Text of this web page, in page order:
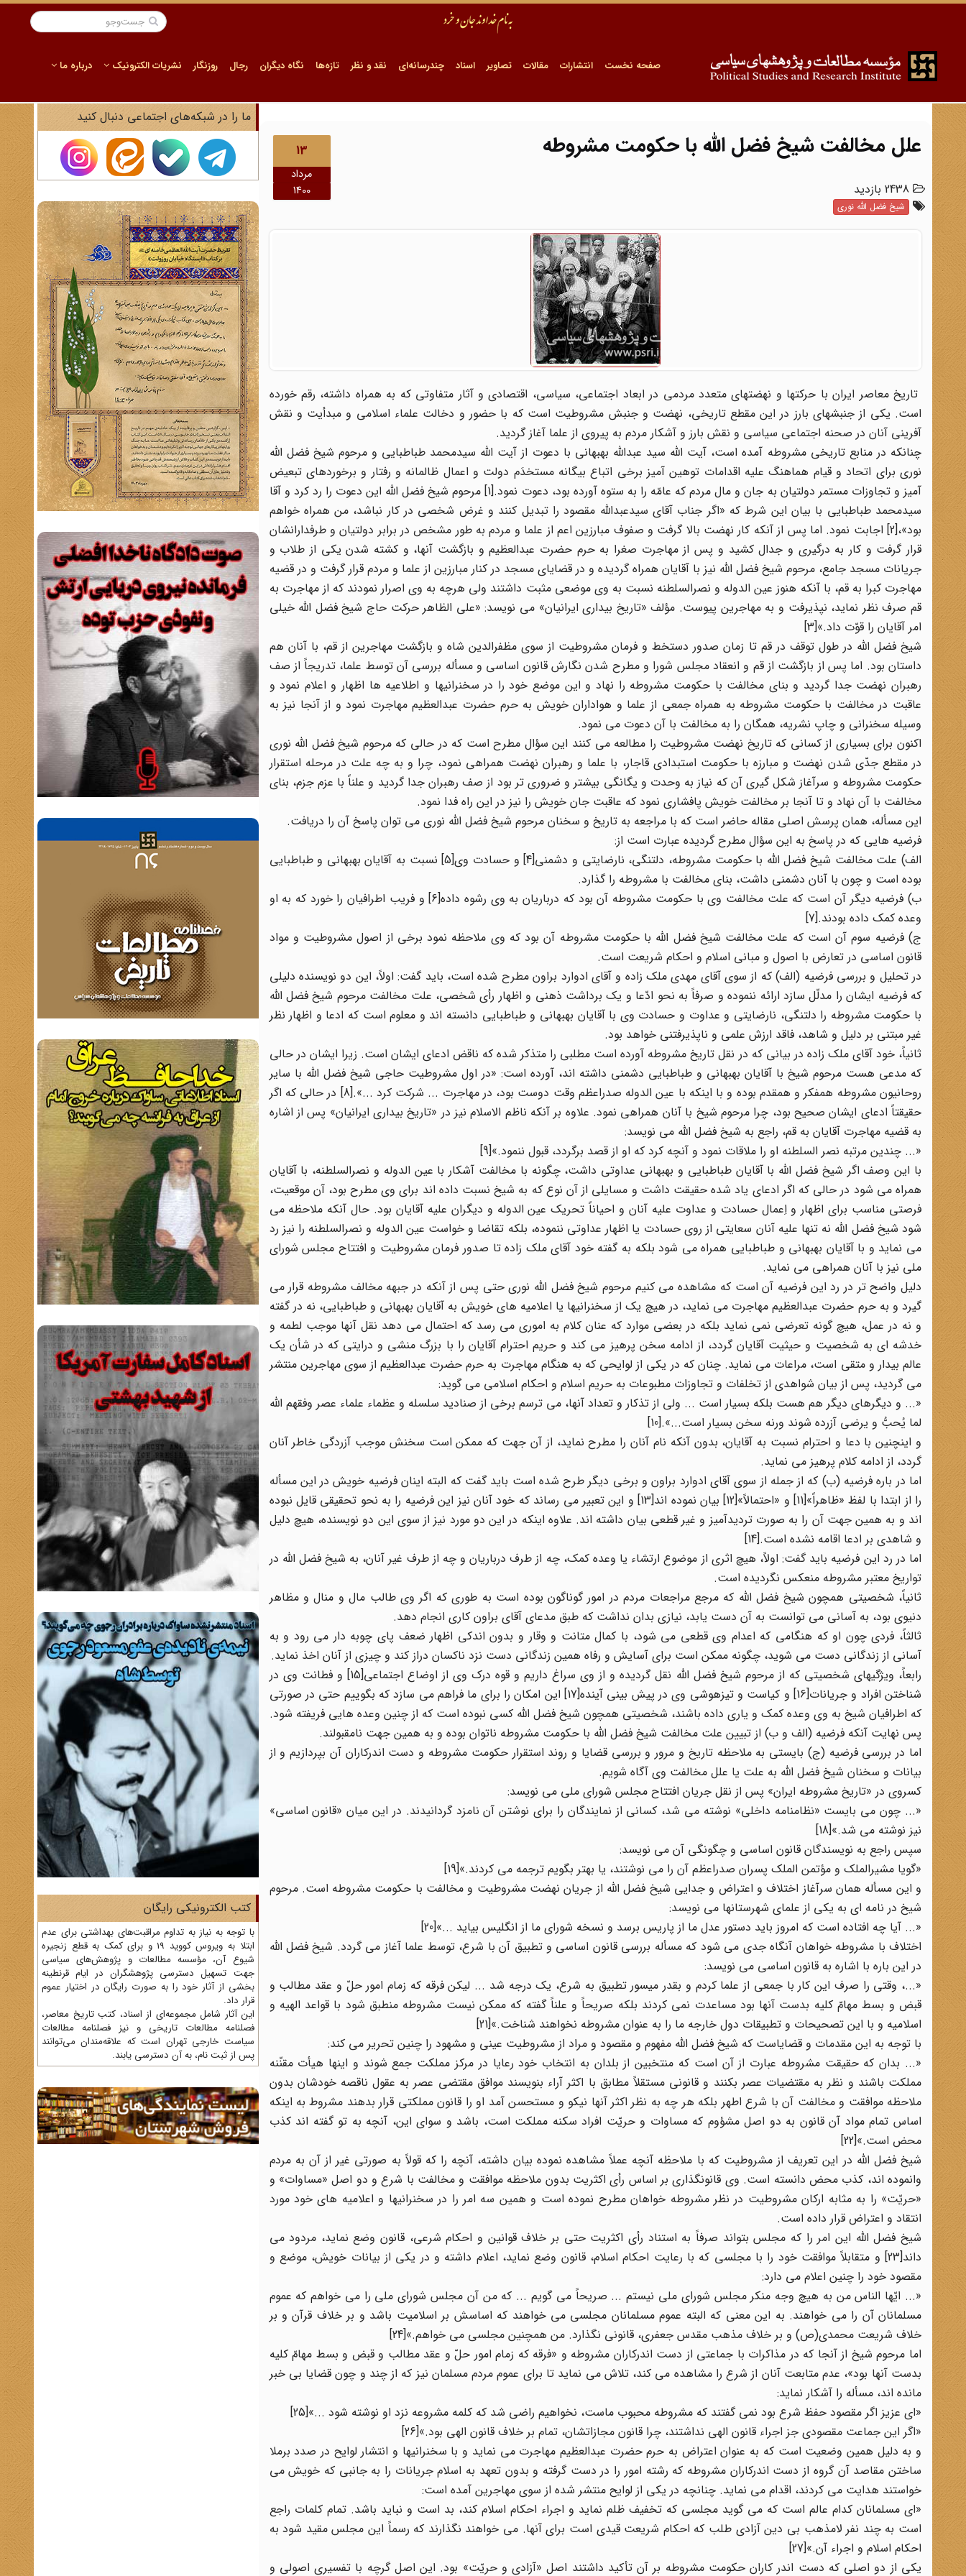
صفحه نخست انتشارات مقالات تصاویر اسناد چندرسانه‌ای نقد و نظر تازه‌ها نگاه دیگران رجال روزنگار نشریات الکترونیک درباره ما
13
مرداد
1400
علل مخالفت شیخ فضل الله با حکومت مشروطه
شیخ فضل الله نوری
تاریخ معاصر ایران با حرکتها و نهضتهای متعدد مردمی در ابعاد اجتماعی، سیاسی، اقتصادی و آثار متفاوتی که به همراه داشته، رقم خورده
است. یکی از جنبشهای بارز در این مقطع تاریخی، نهضت و جنبش مشروطیت است که با حضور و دخالت علماء اسلامی و مبدأیت و نقش
آفرینی آنان در صحنه اجتماعی سیاسی و نقش بارز و آشکار مردم به پیروی از علما آغاز گردید.
چنانکه در منابع تاریخی مشروطه آمده است، آیت الله سید عبدالله بهبهانی با دعوت از آیت الله سیدمحمد طباطبایی و مرحوم شیخ فضل الله
نوری برای اتحاد و قیام هماهنگ علیه اقدامات توهین آمیز برخی اتباع بیگانه مستخدَم دولت و اعمال ظالمانه و رفتار و برخوردهای تبعیض
آمیز و تجاوزات مستمر دولتیان به جان و مال مردم که عامّه را به ستوه آورده بود، دعوت نمود.[1] مرحوم شیخ فضل الله این دعوت را رد کرد و آقا
سیدمحمد طباطبایی با بیان این شرط که «اگر جناب آقای سیدعبدالله مقصود را تبدیل کنند و غرض شخصی در کار نباشد، من همراه خواهم
بود»،[2] اجابت نمود. اما پس از آنکه کار نهضت بالا گرفت و صفوف مبارزین اعم از علما و مردم به طور مشخص در برابر دولتیان و طرفدارانشان
قرار گرفت و کار به درگیری و جدال کشید و پس از مهاجرت صغرا به حرم حضرت عبدالعظیم و بازگشت آنها، و کشته شدن یکی از طلاب و
جریانات مسجد جامع، مرحوم شیخ فضل الله نیز با آقایان همراه گردیده و در قضایای مسجد در کنار مبارزین از علما و مردم قرار گرفت و در قضیه
مهاجرت کبرا به قم، با آنکه هنوز عین الدوله و نصرالسلطنه نسبت به وی موضعی مثبت داشتند ولی هرچه به وی اصرار نمودند که از مهاجرت به
قم صرف نظر نماید، نپذیرفت و به مهاجرین پیوست. مؤلف «تاریخ بیداری ایرانیان» می نویسد: «علی الظاهر حرکت حاج شیخ فضل الله خیلی
امر آقایان را قوّت داد.»[3]
شیخ فضل الله در طول توقف در قم تا زمان صدور دستخط و فرمان مشروطیت از سوی مظفرالدین شاه و بازگشت مهاجرین از قم، با آنان هم
داستان بود. اما پس از بازگشت از قم و انعقاد مجلس شورا و مطرح شدن نگارش قانون اساسی و مسأله بررسی آن توسط علما، تدریجاً از صف
رهبران نهضت جدا گردید و بنای مخالفت با حکومت مشروطه را نهاد و این موضع خود را در سخنرانیها و اطلاعیه ها اظهار و اعلام نمود و
عاقبت در مخالفت با حکومت مشروطه به همراه جمعی از علما و هواداران خویش به حرم حضرت عبدالعظیم مهاجرت نمود و از آنجا نیز به
وسیله سخنرانی و چاپ نشریه، همگان را به مخالفت با آن دعوت می نمود.
اکنون برای بسیاری از کسانی که تاریخ نهضت مشروطیت را مطالعه می کنند این سؤال مطرح است که در حالی که مرحوم شیخ فضل الله نوری
در مقطع جدّی شدن نهضت و مبارزه با حکومت استبدادی قاجار، با علما و رهبران نهضت همراهی نمود، چرا و به چه علت در مرحله استقرار
حکومت مشروطه و سرآغاز شکل گیری آن که نیاز به وحدت و یگانگی بیشتر و ضروری تر بود از صف رهبران جدا گردید و علناً با عزم جزم، بنای
مخالفت با آن نهاد و تا آنجا بر مخالفت خویش پافشاری نمود که عاقبت جان خویش را نیز در این راه فدا نمود.
این مسأله، همان پرسش اصلی مقاله حاضر است که با مراجعه به تاریخ و سخنان مرحوم شیخ فضل الله نوری می توان پاسخ آن را دریافت.
فرضیه هایی که در پاسخ به این سؤال مطرح گردیده عبارت است از:
الف) علت مخالفت شیخ فضل الله با حکومت مشروطه، دلتنگی، نارضایتی و دشمنی[4] و حسادت وی[5] نسبت به آقایان بهبهانی و طباطبایی
بوده است و چون با آنان دشمنی داشت، بنای مخالفت با مشروطه را گذارد.
ب) فرضیه دیگر آن است که علت مخالفت وی با حکومت مشروطه آن بود که درباریان به وی رشوه داده[6] و فریب اطرافیان را خورد که به او
وعده کمک داده بودند.[7]
ج) فرضیه سوم آن است که علت مخالفت شیخ فضل الله با حکومت مشروطه آن بود که وی ملاحظه نمود برخی از اصول مشروطیت و مواد
قانون اساسی در تعارض با اصول و مبانی اسلام و احکام شریعت است.
در تحلیل و بررسی فرضیه (الف) که از سوی آقای مهدی ملک زاده و آقای ادوارد براون مطرح شده است، باید گفت: اولاً، این دو نویسنده دلیلی
که فرضیه ایشان را مدلّل سازد ارائه ننموده و صرفاً به نحو ادّعا و یک برداشت ذهنی و اظهار رأی شخصی، علت مخالفت مرحوم شیخ فضل الله
با حکومت مشروطه را دلتنگی، نارضایتی و عداوت و حسادت وی با آقایان بهبهانی و طباطبایی دانسته اند و معلوم است که ادعا و اظهار نظر
غیر مبتنی بر دلیل و شاهد، فاقد ارزش علمی و ناپذیرفتنی خواهد بود.
ثانیاً، خود آقای ملک زاده در بیانی که در نقل تاریخ مشروطه آورده است مطلبی را متذکر شده که ناقض ادعای ایشان است. زیرا ایشان در حالی
که مدعی هست مرحوم شیخ با آقایان بهبهانی و طباطبایی دشمنی داشته اند، آورده است: «در اول مشروطیت حاجی شیخ فضل الله با سایر
روحانیون مشروطه همفکر و همقدم بوده و با اینکه با عین الدوله صدراعظم وقت دوست بود، در مهاجرت ... شرکت کرد ...».[8] در حالی که اگر
حقیقتاً ادعای ایشان صحیح بود، چرا مرحوم شیخ با آنان همراهی نمود. علاوه بر آنکه ناظم الاسلام نیز در «تاریخ بیداری ایرانیان» پس از اشاره
به قضیه مهاجرت آقایان به قم، راجع به شیخ فضل الله می نویسد:
«... چندین مرتبه نصر السلطنه او را ملاقات نمود و آنچه کرد که او از قصد برگردد، قبول ننمود.»[9]
با این وصف اگر شیخ فضل الله با آقایان طباطبایی و بهبهانی عداوتی داشت، چگونه با مخالفت آشکار با عین الدوله و نصرالسلطنه، با آقایان
همراه می شود در حالی که اگر ادعای یاد شده حقیقت داشت و مسایلی از آن نوع که به شیخ نسبت داده اند برای وی مطرح بود، آن موقعیت،
فرصتی مناسب برای اظهار و اِعمال حسادت و عداوت علیه آنان و احیاناً تحریک عین الدوله و دیگران علیه آقایان بود. حال آنکه ملاحظه می
شود شیخ فضل الله نه تنها علیه آنان سعایتی از روی حسادت یا اظهار عداوتی ننموده، بلکه تقاضا و خواست عین الدوله و نصرالسلطنه را نیز رد
می نماید و با آقایان بهبهانی و طباطبایی همراه می شود بلکه به گفته خود آقای ملک زاده تا صدور فرمان مشروطیت و افتتاح مجلس شورای
ملی نیز با آنان همراهی می نماید.
دلیل واضح تر در رد این فرضیه آن است که مشاهده می کنیم مرحوم شیخ فضل الله نوری حتی پس از آنکه در جبهه مخالف مشروطه قرار می
گیرد و به حرم حضرت عبدالعظیم مهاجرت می نماید، در هیچ یک از سخنرانیها یا اعلامیه های خویش به آقایان بهبهانی و طباطبایی، نه در گفته
و نه در عمل، هیچ گونه تعرضی نمی نماید بلکه در بعضی موارد که عنان کلام به اموری می رسد که احتمال می دهد نقل آنها موجب لطمه و
خدشه ای به شخصیت و حیثیت آقایان گردد، از ادامه سخن پرهیز می کند و حریم احترام آقایان را با بزرگ منشی و درایتی که در شأن یک
عالم بیدار و متقی است، مراعات می نماید. چنان که در یکی از لوایحی که به هنگام مهاجرت به حرم حضرت عبدالعظیم از سوی مهاجرین منتشر
می گردید، پس از بیان شواهدی از تخلفات و تجاوزات مطبوعات به حریم اسلام و احکام اسلامی می گوید:
«... و دیگرهای دیگر هم هست بلکه بسیار است ... ولی از تذکار و تعداد آنها، می ترسم برخی از صنادید سلسله و عظماء علماء عصر وفقهم الله
لما یُحبُّ و یرضی آزرده شوند ورنه سخن بسیار است...».[10]
و اینچنین با دعا و احترام نسبت به آقایان، بدون آنکه نام آنان را مطرح نماید، از آن جهت که ممکن است سخنش موجب آزردگی خاطر آنان
گردد، از ادامه کلام پرهیز می نماید.
اما در باره فرضیه (ب) که از جمله از سوی آقای ادوارد براون و برخی دیگر طرح شده است باید گفت که البته اینان فرضیه خویش در این مسأله
را از ابتدا با لفظ «ظاهراً»[11] و «احتمالاً»[12] بیان نموده اند[13] و این تعبیر می رساند که خود آنان نیز این فرضیه را به نحو تحقیقی قایل نبوده
اند و به همین جهت آن را به صورت تردیدآمیز و غیر قطعی بیان داشته اند. علاوه اینکه در این دو مورد نیز از سوی این دو نویسنده، هیچ دلیل
و شاهدی بر ادعا اقامه نشده است.[14]
اما در رد این فرضیه باید گفت: اولاً، هیچ اثری از موضوع ارتشاء یا وعده کمک، چه از طرف درباریان و چه از طرف غیر آنان، به شیخ فضل الله در
تواریخ معتبر مشروطه منعکس نگردیده است.
ثانیاً، شخصیتی همچون شیخ فضل الله که مرجع مراجعات مردم در امور گوناگون بوده است به طوری که اگر وی طالب مال و منال و مظاهر
دنیوی بود، به آسانی می توانست به آن دست یابد، نیازی بدان نداشت که طبق مدعای آقای براون کاری انجام دهد.
ثالثاً، فردی چون او که هنگامی که اعدام وی قطعی می شود، با کمال متانت و وقار و بدون اندکی اظهار ضعف پای چوبه دار می رود و به
آسانی از زندگانی دست می شوید، چگونه ممکن است برای آسایش و رفاه همین زندگانی دست نزد ناکسان دراز کند و چیزی از آنان اخذ نماید.
رابعاً، ویژگیهای شخصیتی که از مرحوم شیخ فضل الله نقل گردیده و از وی سراغ داریم و قوه درک وی از اوضاع اجتماعی[15] و فطانت وی در
شناختن افراد و جریانات[16] و کیاست و تیزهوشی وی در پیش بینی آینده[17] این امکان را برای ما فراهم می سازد که بگوییم حتی در صورتی
که اطرافیان شیخ به وی وعده کمک و یاری داده باشند، شخصیتی همچون شیخ فضل الله کسی نبوده است که از چنین وعده هایی فریفته شود.
پس نهایت آنکه فرضیه (الف و ب) از تبیین علت مخالفت شیخ فضل الله با حکومت مشروطه ناتوان بوده و به همین جهت نامقبولند.
اما در بررسی فرضیه (ج) بایستی به ملاحظه تاریخ و مرور و بررسی قضایا و روند استقرار حکومت مشروطه و دست اندرکاران آن بپردازیم و از
بیانات و سخنان شیخ فضل الله به علت یا علل مخالفت وی آگاه شویم.
کسروی در «تاریخ مشروطه ایران» پس از نقل جریان افتتاح مجلس شورای ملی می نویسد:
«... چون می بایست «نظامنامه داخلی» نوشته می شد، کسانی از نمایندگان را برای نوشتن آن نامزد گردانیدند. در این میان «قانون اساسی»
نیز نوشته می شد.»[18]
سپس راجع به نویسندگان قانون اساسی و چگونگی آن می نویسد:
«گویا مشیرالملک و مؤتمن الملک پسران صدراعظم آن را می نوشتند، یا بهتر بگویم ترجمه می کردند.»[19]
و این مسأله همان سرآغاز اختلاف و اعتراض و جدایی شیخ فضل الله از جریان نهضت مشروطیت و مخالفت با حکومت مشروطه است. مرحوم
شیخ در نامه ای به یکی از علمای شهرستانها می نویسد:
«... آیا چه افتاده است که امروز باید دستور عدل ما از پاریس برسد و نسخه شورای ما از انگلیس بیاید ...»[20]
اختلاف با مشروطه خواهان آنگاه جدی می شود که مسأله بررسی قانون اساسی و تطبیق آن با شرع، توسط علما آغاز می گردد. شیخ فضل الله
در این باره با اشاره به قانون اساسی می نویسد:
«...، وقتی را صرف این کار با جمعی از علما کردم و بقدر میسور تطبیق به شرع، یک درجه شد ... لیکن فرقه که زمام امور حلّ و عقد مطالب و
قبض و بسط مهامّ کلیه بدست آنها بود مساعدت نمی کردند بلکه صریحاً و علناً گفته که ممکن نیست مشروطه منطبق شود با قواعد الهیه و
اسلامیه و با این تصحیحات و تطبیقات دول خارجه ما را به عنوان مشروطه نخواهند شناخت.»[21]
با توجه به این مقدمات و قضایاست که شیخ فضل الله مفهوم و مقصود و مراد از مشروطیت عینی و مشهود را چنین تحریر می کند:
«... بدان که حقیقت مشروطه عبارت از آن است که منتخبین از بلدان به انتخاب خود رعایا در مرکز مملکت جمع شوند و اینها هیأت مقنّنه
مملکت باشند و نظر به مقتضیات عصر بکنند و قانونی مستقلاً مطابق با اکثر آراء بنویسند موافق مقتضی عصر به عقول ناقصه خودشان بدون
ملاحظه موافقت و مخالفت آن با شرع اطهر بلکه هر چه به نظر اکثر آنها نیکو و مستحسن آمد او را قانون مملکتی قرار بدهند مشروط به اینکه
اساس تمام مواد آن قانون به دو اصل مشؤوم که مساوات و حریّت افراد سکنه مملکت است، باشد و سوای این، آنچه به تو گفته اند کذب
محض است.»[22]
شیخ فضل الله در این تعریف از مشروطیت که با ملاحظه آنچه عملاً مشاهده نموده بیان داشته، آنچه را که قولاً به صورتی غیر از آن به مردم
وانموده اند، کذب محض دانسته است. وی قانونگذاری بر اساس رأی اکثریت بدون ملاحظه موافقت و مخالفت با شرع و دو اصل «مساوات» و
«حریّت» را به مثابه ارکان مشروطیت در نظر مشروطه خواهان مطرح نموده است و همین سه امر را در سخنرانیها و اعلامیه های خود مورد
انتقاد و اعتراض قرار داده است.
شیخ فضل الله این امر را که مجلس بتواند صرفاً به استناد رأی اکثریت حتی بر خلاف قوانین و احکام شرعی، قانون وضع نماید، مردود می
داند[23] و متقابلاً موافقت خود را با مجلسی که با رعایت احکام اسلام، قانون وضع نماید، اعلام داشته و در یکی از بیانات خویش، موضع و
مقصود خود را چنین اعلام می دارد:
«... ایّها الناس من به هیچ وجه منکر مجلس شورای ملی نیستم ... صریحاً می گویم ... که من آن مجلس شورای ملی را می خواهم که عموم
مسلمانان آن را می خواهند. به این معنی که البته عموم مسلمانان مجلسی می خواهند که اساسش بر اسلامیت باشد و بر خلاف قرآن و بر
خلاف شریعت محمدی(ص) و بر خلاف مذهب مقدس جعفری، قانونی نگذارد. من همچنین مجلسی می خواهم.»[24]
اما مرحوم شیخ از آنجا که در مذاکرات با جماعتی از دست اندرکاران مشروطه و «فرقه که زمام امور حلّ و عقد مطالب و قبض و بسط مهامّ کلیه
بدست آنها بود»، عدم متابعت آنان از شرع را مشاهده می کند، تلاش می نماید تا برای عموم مردم مسلمان نیز که از چند و چون قضایا بی خبر
مانده اند، مسأله را آشکار نماید:
«ای عزیز اگر مقصود حفظ شرع بود نمی گفتند که مشروطه محبوب ماست، نخواهیم راضی شد که کلمه مشروعه نزد او نوشته شود ...»[25]
«اگر این جماعت مقصودی جز اجراء قانون الهی نداشتند، چرا قانون مجازاتشان، تمام بر خلاف قانون الهی بود.»[26]
و به دلیل همین وضعیت است که به عنوان اعتراض به حرم حضرت عبدالعظیم مهاجرت می نماید و با سخنرانیها و انتشار لوایح در صدد برملا
ساختن مقاصد آن گروه از دست اندرکاران مشروطه که رشته امور را در دست گرفته و بدون تعهد به اسلام جریانات را به جانبی که خویش می
خواستند هدایت می کردند، اقدام می نماید. چنانچه در یکی از لوایح منتشر شده از سوی مهاجرین آمده است:
«ای مسلمانان کدام عالم است که می گوید مجلسی که تخفیف ظلم نماید و اجراء احکام اسلام کند، بد است و نباید باشد. تمام کلمات راجع
است به چند نفر لامذهب بی دین آزادی طلب که احکام شریعت قیدی است برای آنها. می خواهند نگذارند که رسماً این مجلس مقید شود به
احکام اسلام و اجراء آن.»[27]
یکی از دو اصلی که دست اندر کاران حکومت مشروطه بر آن تأکید داشتند اصل «آزادی و حریّت» بود. این اصل گرچه با تفسیری اصولی و
ما را در شبکه‌های اجتماعی دنبال کنید
کتب الکترونیکی رایگان
با توجه به نیاز به تداوم مراقبت‌های بهداشتی برای عدم
ابتلا به ویروس کووید 19 و برای کمک به قطع زنجیره
شیوع آن، مؤسسه مطالعات و پژوهش‌های سیاسی
جهت تسهیل دسترسی پژوهشگران در ایام قرنطینه
بخشی از آثار خود را به صورت رایگان در اختیار عموم
قرار داد.
این آثار شامل مجموعه‌ای از اسناد، کتب تاریخ معاصر،
فصلنامه‌ مطالعات تاریخی و نیز فصلنامه مطالعات
سیاست خارجی تهران است که علاقه‌مندان می‌توانند
پس از ثبت نام، به آن دسترسی یابند.